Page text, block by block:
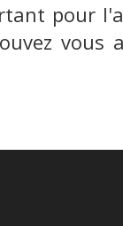
pour